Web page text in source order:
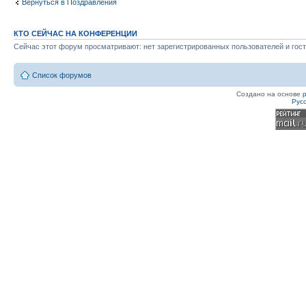
Вернуться в Поздравления
КТО СЕЙЧАС НА КОНФЕРЕНЦИИ
Сейчас этот форум просматривают: нет зарегистрированных пользователей и
Список форумов
Создано на основе